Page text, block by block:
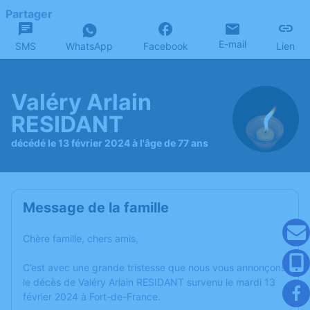
Partager
SMS WhatsApp Facebook E-mail Lien
Valéry Arlain
RESIDANT
décédé le 13 février 2024 à l'âge de 77 ans
Message de la famille
Chère famille, chers amis,
C’est avec une grande tristesse que nous vous annonçons
le décès de Valéry Arlain RESIDANT survenu le mardi 13
février 2024 à Fort-de-France.